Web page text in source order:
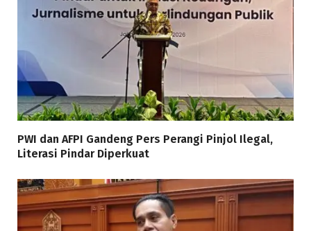
PWI dan AFPI Gandeng Pers Perangi Pinjol Ilegal,
Literasi Pindar Diperkuat